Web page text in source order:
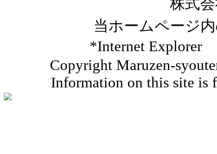
株式
当ホームページ
*Internet Explorer
Copyright Maruzen-
Information on this site is